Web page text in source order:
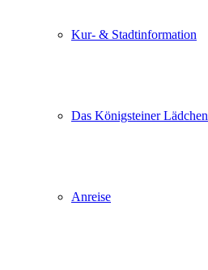
Kur- & Stadtinformation
Das Königsteiner Lädchen
Anreise